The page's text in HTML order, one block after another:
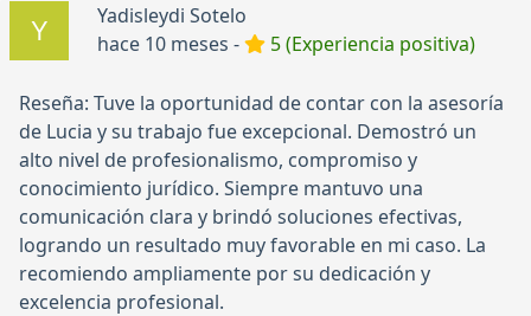
Yadisleydi Sotelo
hace 10 meses -
5 (Experiencia positiva)
Reseña: Tuve la oportunidad de contar con la asesoría
de Lucia y su trabajo fue excepcional. Demostró un
alto nivel de profesionalismo, compromiso y
conocimiento jurídico. Siempre mantuvo una
comunicación clara y brindó soluciones efectivas,
logrando un resultado muy favorable en mi caso. La
recomiendo ampliamente por su dedicación y
excelencia profesional.